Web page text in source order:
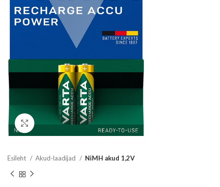
Click to enlarge
Esileht Akud-laadijad NiMH akud 1,2V